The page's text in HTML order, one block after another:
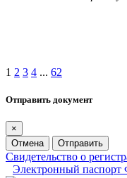
1 2 3 4 ... 62
Отправить документ
×
Отмена
Отправить
Свидетельство о
Электронный